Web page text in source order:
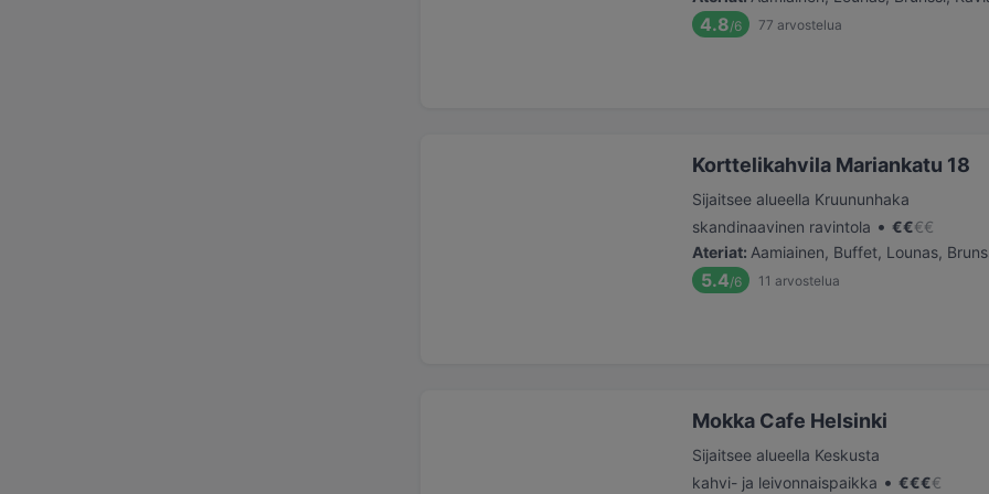
4.8/6 77 arvostelua
Korttelikahvila Mariankatu 18
Sijaitsee alueella Kruununhaka
skandinaavinen ravintola • €€€€
Ateriat: Aamiainen, Buffet, Lounas,
5.4/6 11 arvostelua
Mokka Cafe Helsinki
Sijaitsee alueella Keskusta
kahvi- ja leivonnaispaikka • €€€€